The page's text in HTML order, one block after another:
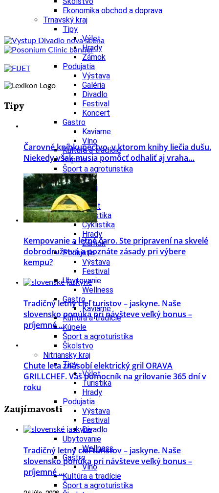
Ekonomika obchod a doprava
Trnavský kraj
Tipy
Výlet
Hrady
Zámok
Podujatia
Výstava
Galéria
Divadlo
Festival
Koncert
Gastro
Kaviarne
Víno
Kultúra a tradície
Kúpele
Šport a agroturistika
Školstvo
Trenčiansky kraj
Tipy
Výlet
Turistika
Cyklistika
Hrady
Zámok
Podujatia
Výstava
Festival
Ubytovanie
Wellness
Gastro
Kaviarne
Kultúra a tradície
Kúpele
Šport a agroturistika
Školstvo
Nitriansky kraj
Tipy
Výlet
Turistika
Hrady
Podujatia
Výstava
Festival
Divadlo
Ubytovanie
Wellness
Gastro
Víno
Kultúra a tradície
Šport a agroturistika
Tipy
Čarovné kníhkupectvo, v ktorom knihy liečia dušu.
Niekedy však musia pomôcť odhaliť aj vraha…
Kempovanie a letné čaro. Ste pripravení na skvelé
dobrodružstvá a poznáte zásady pri výbere
kempu?
Tradičný letný cieľ turistov – jaskyne. Naše
slovensko ponúka pri návšteve veľký bonus –
príjemné ...
Chute leta znásobí elektrický gril ORAVA
GRILLCHEF. Váš pomocník na grilovanie 365 dní v
roku
Zaujímavosti
Tradičný letný cieľ turistov – jaskyne. Naše
slovensko ponúka pri návšteve veľký bonus –
príjemné ...